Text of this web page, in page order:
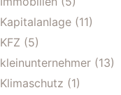
Kapitalanlage (11)
KFZ (5)
kleinunternehmer (13)
Klimaschutz (1)